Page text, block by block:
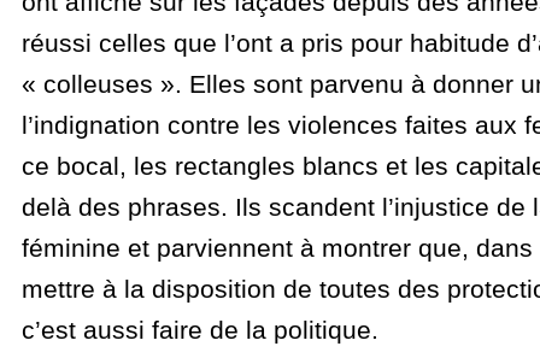
réussi celles que l’ont a pris pour habitude
« colleuses ». Elles sont parvenu à donner
l’indignation contre les violences faites aux
ce bocal, les rectangles blancs et les
delà des phrases. Ils scandent l’injustice de
féminine et parviennent à montrer que,
mettre à la disposition de toutes des
c’est aussi faire de la politique.